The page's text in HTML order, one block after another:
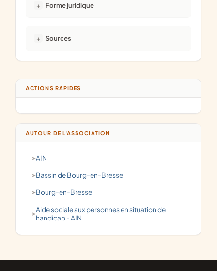
Forme juridique
Sources
ACTIONS RAPIDES
AUTOUR DE L'ASSOCIATION
AIN
Bassin de Bourg-en-Bresse
Bourg-en-Bresse
aide sociale aux personnes en situation de
handicap - AIN